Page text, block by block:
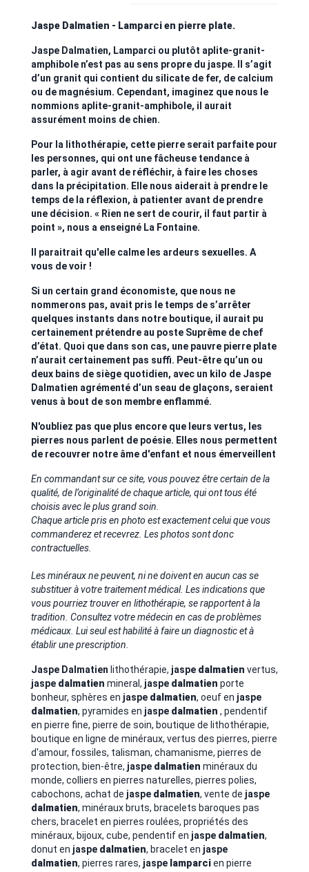
Jaspe Dalmatien - Lamparci en pierre plate.
Jaspe Dalmatien, Lamparci ou plutôt aplite-granit-
amphibole n’est pas au sens propre du jaspe. Il s’agit
d’un granit qui contient du silicate de fer, de calcium
ou de magnésium. Cependant, imaginez que nous le
nommions aplite-granit-amphibole, il aurait
assurément moins de chien.
Pour la lithothérapie, cette pierre serait parfaite pour
les personnes, qui ont une fâcheuse tendance à
parler, à agir avant de réfléchir, à faire les choses
dans la précipitation. Elle nous aiderait à prendre le
temps de la réflexion, à patienter avant de prendre
une décision. « Rien ne sert de courir, il faut partir à
point », nous a enseigné La Fontaine.
Il paraitrait qu'elle calme les ardeurs sexuelles. A
vous de voir !
Si un certain grand économiste, que nous ne
nommerons pas, avait pris le temps de s’arrêter
quelques instants dans notre boutique, il aurait pu
certainement prétendre au poste Suprême de chef
d’état. Quoi que dans son cas, une pauvre pierre plate
n’aurait certainement pas suffi. Peut-être qu’un ou
deux bains de siège quotidien, avec un kilo de Jaspe
Dalmatien agrémenté d’un seau de glaçons, seraient
venus à bout de son membre enflammé.
N'oubliez pas que plus encore que leurs vertus, les
pierres nous parlent de poésie. Elles nous permettent
de recouvrer notre âme d'enfant et nous émerveillent
En commandant sur ce site, vous pouvez être certain de la
qualité, de l’originalité de chaque article, qui ont tous été
choisis avec le plus grand soin.
Chaque article pris en photo est exactement celui que vous
commanderez et recevrez. Les photos sont donc
contractuelles.
Les minéraux ne peuvent, ni ne doivent en aucun cas se
substituer à votre traitement médical. Les indications que
vous pourriez trouver en lithothérapie, se rapportent à la
tradition. Consultez votre médecin en cas de problèmes
médicaux. Lui seul est habilité à faire un diagnostic et à
établir une prescription.
Jaspe Dalmatien lithothérapie, jaspe dalmatien vertus,
jaspe dalmatien mineral, jaspe dalmatien porte
bonheur, sphères en jaspe dalmatien, oeuf en jaspe
dalmatien, pyramides en jaspe dalmatien , pendentif
en pierre fine, pierre de soin, boutique de lithothérapie,
boutique en ligne de minéraux, vertus des pierres, pierre
d'amour, fossiles, talisman, chamanisme, pierres de
protection, bien-être, jaspe dalmatien minéraux du
monde, colliers en pierres naturelles, pierres polies,
cabochons, achat de jaspe dalmatien, vente de jaspe
dalmatien, minéraux bruts, bracelets baroques pas
chers, bracelet en pierres roulées, propriétés des
minéraux, bijoux, cube, pendentif en jaspe dalmatien,
donut en jaspe dalmatien, bracelet en jaspe
dalmatien, pierres rares, jaspe lamparcien pierre